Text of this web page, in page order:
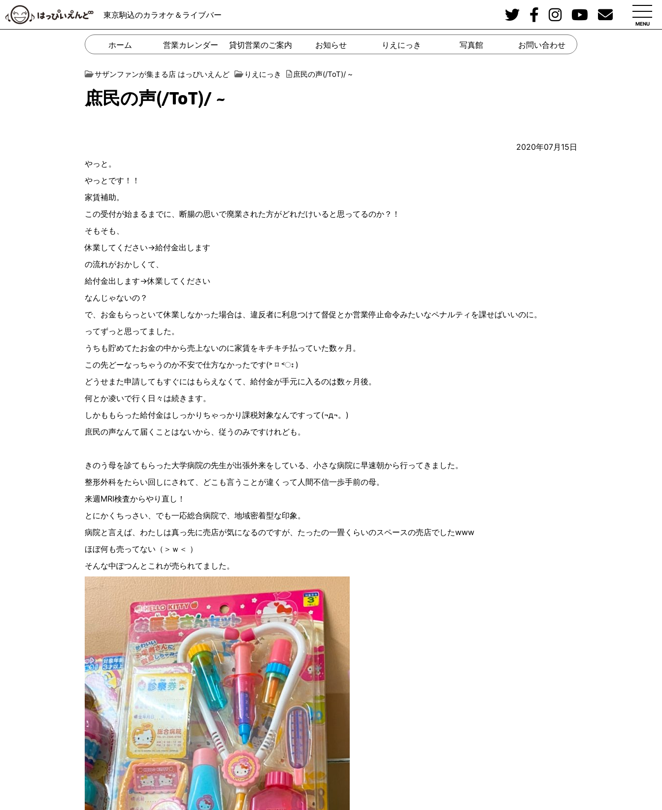
東京駒込のカラオケ＆ライブバー
MENU
ホーム 営業カレンダー 貸切営業のご案内 お知らせ りえにっき 写真館 お問い合わせ
サザンファンが集まる店 はっぴいえんど りえにっき 庶民の声(/ToT)/ ~
庶民の声(/ToT)/ ~
2020年07月15日
やっと。
やっとです！！
家賃補助。
この受付が始まるまでに、断腸の思いで廃業された方がどれだけいると思ってるのか？！
そもそも、
休業してください→給付金出します
の流れがおかしくて、
給付金出します→休業してください
なんじゃないの？
で、お金もらっといて休業しなかった場合は、違反者に利息つけて督促とか営業停止命令みたいなペナルティを課せばいいのに。
ってずっと思ってました。
うちも貯めてたお金の中から売上ないのに家賃をキチキチ払っていた数ヶ月。
この先どーなっちゃうのか不安で仕方なかったです(˃ ⌑ ˂ഃ)
どうせまた申請してもすぐにはもらえなくて、給付金が手元に入るのは数ヶ月後。
何とか凌いで行く日々は続きます。
しかももらった給付金はしっかりちゃっかり課税対象なんですって(¬д¬。 )
庶民の声なんて届くことはないから、従うのみですけれども。
きのう母を診てもらった大学病院の先生が出張外来をしている、小さな病院に早速朝から行ってきました。
整形外科をたらい回しにされて、どこも言うことが違くって人間不信一歩手前の母。
来週MRI検査からやり直し！
とにかくちっさい、でも一応総合病院で、地域密着型な印象。
病院と言えば、わたしは真っ先に売店が気になるのですが、たったの一畳くらいのスペースの売店でしたwww
ほぼ何も売ってない（＞ｗ＜ ）
そんな中ぽつんとこれが売られてました。